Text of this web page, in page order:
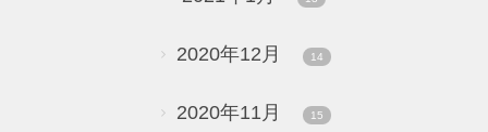
2020年12月 14
2020年11月 15